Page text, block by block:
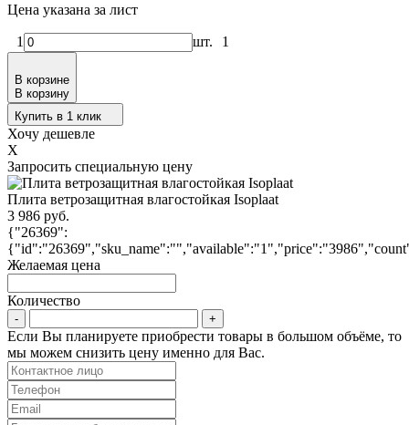
Цена указана за лист
1 шт. 1
В корзине
В корзину
Купить в 1 клик
Хочу дешевле
X
Запросить специальную цену
Плита ветрозащитная влагостойкая Isoplaat
3 986 руб.
{"26369":
Желаемая цена
Количество
Если Вы планируете приобрести товары в большом объёме, то
мы можем снизить цену именно для Вас.